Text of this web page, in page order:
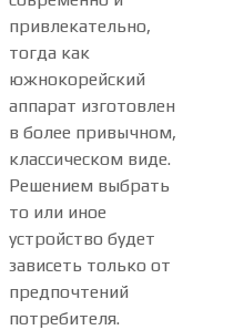
привлекательно,
тогда как
южнокорейский
аппарат изготовлен
в более привычном,
классическом виде.
Решением выбрать
то или иное
устройство будет
зависеть только от
предпочтений
потребителя.